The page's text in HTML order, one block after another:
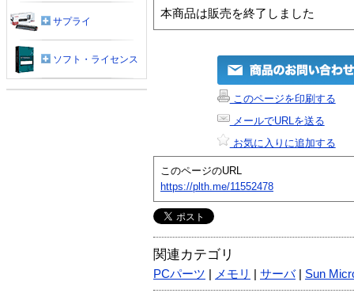
本商品は販売を終了しました
このページを印刷する
メールでURLを送る
お気に入りに追加する
このページのURL
https://plth.me/11552478
関連カテゴリ
PCパーツ メモリ サーバ| Sun
サプライ
ソフト・ライセンス